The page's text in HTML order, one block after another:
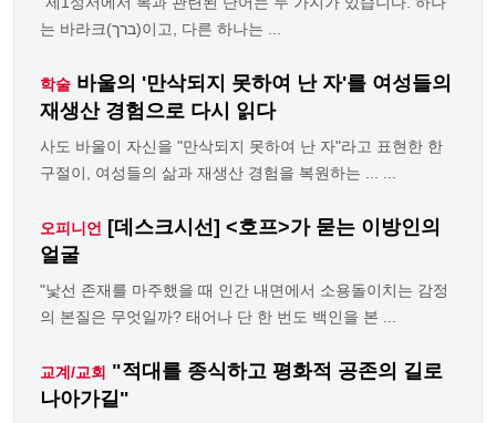
는 바라크(ברך)이고, 다른 하나는 ...
학술 바울의 '만삭되지 못하여 난 자'를 여성들의
재생산 경험으로 다시 읽다
사도 바울이 자신을 "만삭되지 못하여 난 자"라고 표현한 한
구절이, 여성들의 삶과 재생산 경험을 복원하는 ... ...
오피니언 [데스크시선] <호프>가 묻는 이방인의
얼굴
"낯선 존재를 마주했을 때 인간 내면에서 소용돌이치는 감정
의 본질은 무엇일까? 태어나 단 한 번도 백인을 본 ...
교계/교회 "적대를 종식하고 평화적 공존의 길로
나아가길"